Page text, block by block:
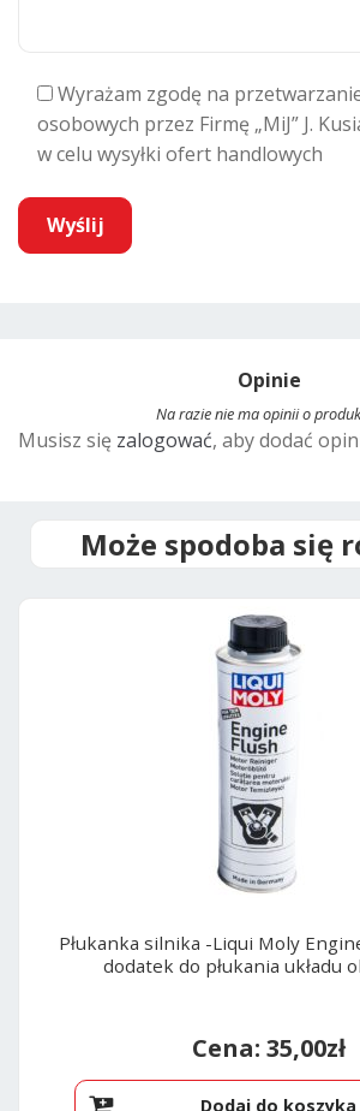
Wyrażam zgodę na
osobowych przez Firmę „MiJ” J.
w celu wysyłki ofert handlowych
n
Opinie
Na razie nie ma opinii o
Musisz się zalogować, aby dodać
Może spodoba się
Płukanka silnika -Liqui Moly
dodatek do płukania układu
35,00zł
Dodaj do koszyka